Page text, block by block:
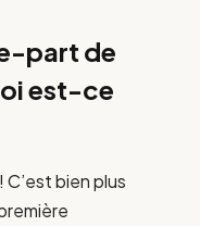
part de
est-ce
! C’est bien plus